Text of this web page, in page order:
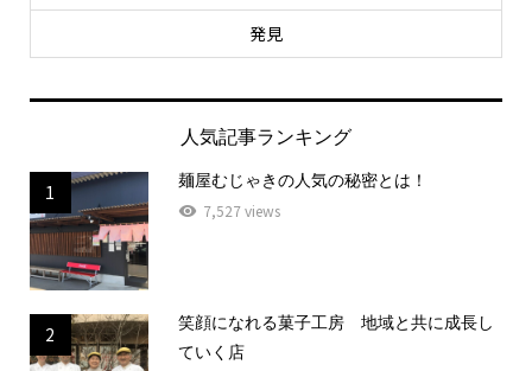
発見
人気記事ランキング
1
麺屋むじゃきの人気の秘密とは！
7,527 views
2
笑顔になれる菓子工房 地域と共に成長し
ていく店